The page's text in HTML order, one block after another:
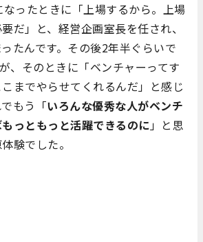
ったときに「上場するから。上場
だ」と、経営企画室長を任され、
たんです。その後2年半ぐらいで
、そのときに「ベンチャーってす
までやらせてくれるんだ」と感じ
もう「いろんな優秀な人がベンチ
っともっと活躍できるのに」と思
験でした。